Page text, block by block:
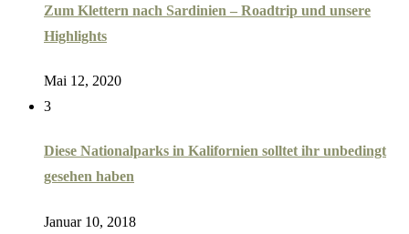
Zum Klettern nach Sardinien – Roadtrip und unsere
Highlights
Mai 12, 2020
3
Diese Nationalparks in Kalifornien solltet ihr unbedingt
gesehen haben
Januar 10, 2018